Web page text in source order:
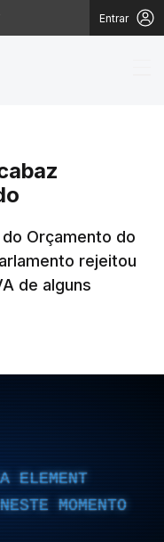
Entrar
no
Orçamento do
rejeitou
de alguns
ELEMENT
MOMENTO